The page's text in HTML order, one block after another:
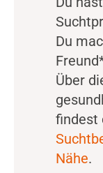
Du
Über
findest
Nähe​.